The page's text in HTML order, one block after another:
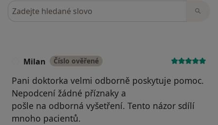
Hledejte v názorech
Milan Číslo ověřené
Pani doktorka velmi odborně poskytuje pomoc.
Nepodcení žádné příznaky a
pošle na odborná vyšetření. Tento názor sdílí
mnoho pacientů.